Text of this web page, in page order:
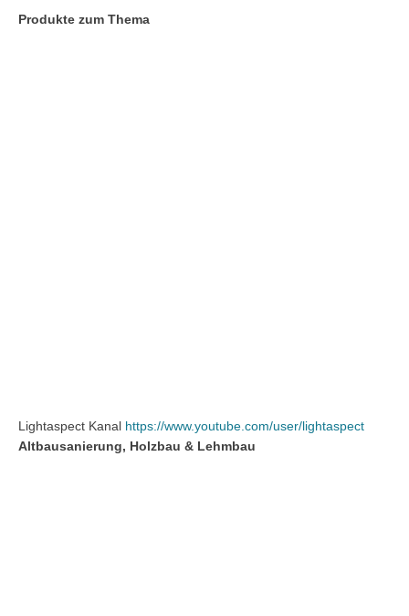
Produkte zum Thema
Lightaspect Kanal https://www.youtube.com/user/lightaspect
Altbausanierung, Holzbau & Lehmbau